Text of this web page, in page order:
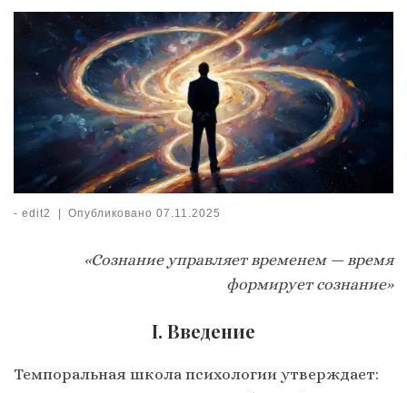
- edit2 | Опубликовано07.11.2025
«Сознание управляет временем — время
формирует сознание»
I. Введение
Темпоральная школа психологии утверждает: